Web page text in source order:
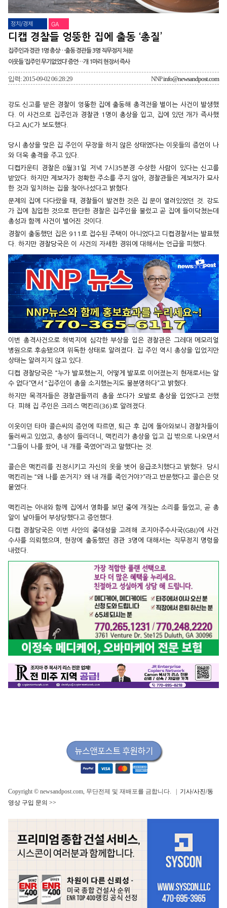
정치/경제 GA
디캡 경찰들 엉뚱한 집에 출동 ‘총질’
집주인과 경관 1명 총상…출동 경관들 3명 직무정지 처분
이웃들 ‘집주인 무기없었다’ 증언…개 1마리 현장서 즉사
입력: 2015-09-02 06:28:29 NNPinfo@newsandpost.com
강도 신고를 받은 경찰이 엉뚱한 집에 출동해 총격전을 벌이는 사건이 발생했
다. 이 사건으로 집주인과 경찰관 1명이 총상을 입고, 집에 있던 개가 즉사했
다고 AJC가 보도했다.
당시 총상을 맞은 집 주인이 무장을 하지 않은 상태였다는 이웃들의 증언이 나
와 더욱 충격을 주고 있다.
디캡카운티 경찰은 8월31일 저녁 7시35분경 수상한 사람이 있다는 신고를
받았다. 하지만 제보자가 정확한 주소를 주지 않아, 경찰관들은 제보자가 묘사
한 것과 일치하는 집을 찾아나섰다고 밝혔다.
문제의 집에 다다랐을 때, 경찰들이 발견한 것은 집 문이 열려있었던 것. 강도
가 집에 침입한 것으로 판단한 경찰은 집주인을 불렀고 곧 집에 들이닥쳤는데
총성과 함께 사건이 벌어진 것이다.
경찰이 출동했던 집은 911로 접수된 주택이 아니었다고 디캡경찰서는 발표했
다. 하지만 경찰당국은 이 사건의 자세한 경위에 대해서는 언급을 피했다.
이번 총격사건으로 허벅지에 심각한 부상을 입은 경찰관은 그레대 메모리얼
병원으로 후송됐으며 위독한 상태로 알려졌다. 집 주인 역시 총상을 입었지만
상태는 알려지지 않고 있다.
디캡 경찰당국은 “누가 발포했는지, 어떻게 발포로 이어졌는지 현재로서는 알
수 없다”면서 “집주인이 총을 소지했는지도 불분명하다”고 밝혔다.
하지만 목격자들은 경찰관들끼리 총을 쏘다가 오발로 총상을 입었다고 전했
다. 피해 집 주인은 크리스 맥킨리(36)로 알려졌다.
이웃이던 타마 콜슨씨의 증언에 따르면, 퇴근 후 집에 돌아와보니 경찰차들이
둘러싸고 있었고, 총성이 들리더니, 맥킨리가 총상을 입고 집 밖으로 나오면서
“그들이 나를 쐈어, 내 개를 죽였어”라고 말했다는 것.
콜슨은 맥킨리를 진정시키고 자신의 옷을 벗어 응급조치했다고 밝혔다. 당시
맥킨리는 “왜 나를 쏜거지? 왜 내 개를 죽인거야?”라고 반문했다고 콜슨은 덧
붙였다.
맥킨리는 아내와 함께 집에서 영화를 보던 중에 개짖는 소리를 들었고, 곧 총
알이 날아들어 부상당했다고 증언했다.
디캡 경찰당국은 이번 사안의 중대성을 고려해 조지아주수사국(GBI)에 사건
수사를 의뢰했으며, 현장에 출동했던 경관 3명에 대해서는 직무정지 명령을
내렸다.
Copyright © newsandpost.com, 무단전제 및 재배포를 금합니다. | 기사/사진/동
영상 구입 문의 >>